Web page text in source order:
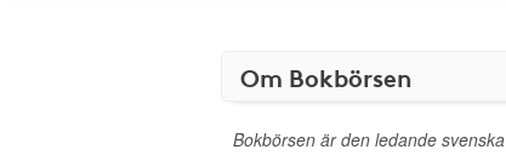
Om Bokbörsen
Bokbörsen är den ledande